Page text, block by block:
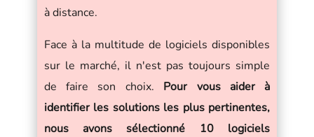
à distance.
Face à la multitude de logiciels disponibles
sur le marché, il n'est pas toujours simple
de faire son choix. Pour vous aider à
identifier les solutions les plus pertinentes,
nous avons sélectionné 10 logiciels